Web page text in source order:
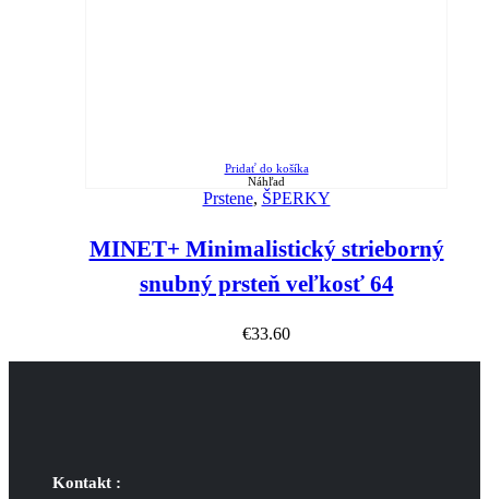
Pridať do košíka
Náhľad
Prstene, ŠPERKY
MINET+ Minimalistický strieborný
snubný prsteň veľkosť 64
€33.60
Kontakt :